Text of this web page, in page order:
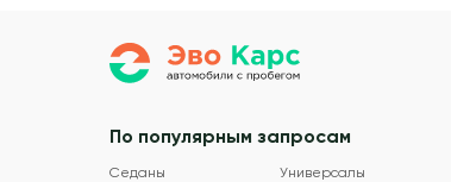
По популярным запросам
Седаны Универсалы